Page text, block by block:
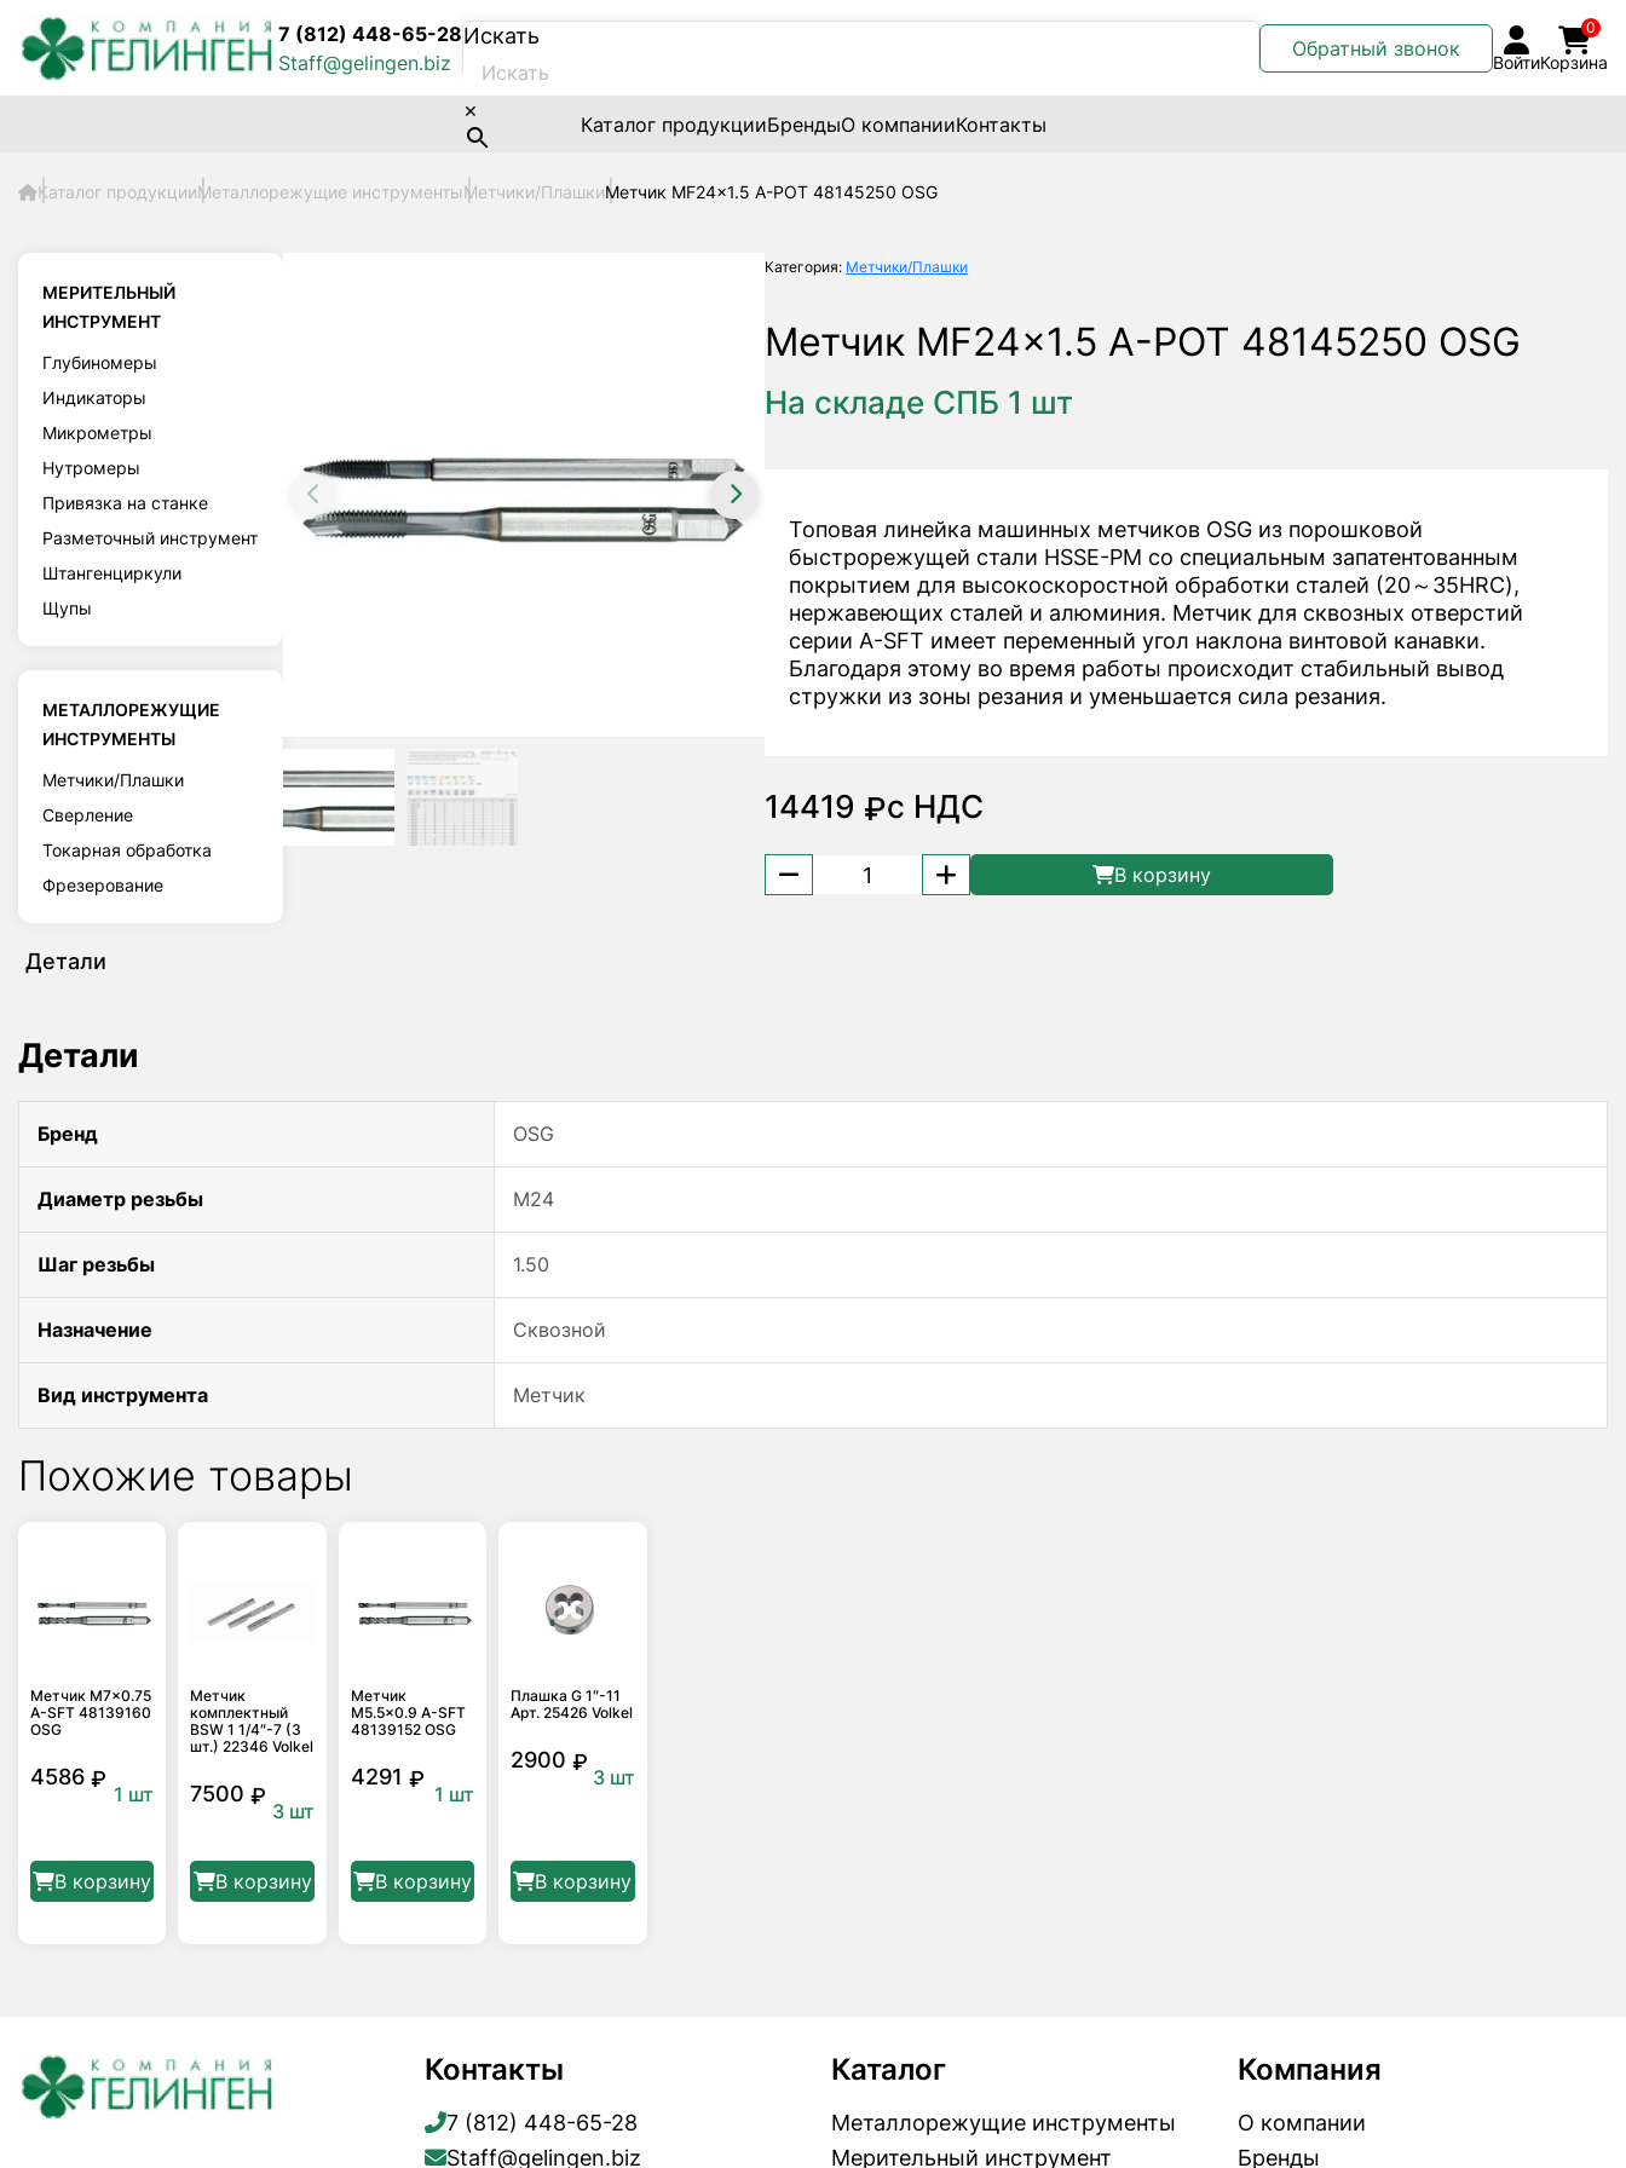
7 (812) 448-65-28
Staff@gelingen.biz
Искать
×
Обратный звонок
ВойтиКорзина
0
Каталог продукцииБрендыО компанииКонтакты
Каталог продукцииМеталлорежущие инструментыМетчики/ПлашкиМетчик MF24x1.5 A-POT 48145250 OSG
МЕРИТЕЛЬНЫЙ
ИНСТРУМЕНТ
Глубиномеры
Индикаторы
Микрометры
Нутромеры
Привязка на станке
Разметочный инструмент
Штангенциркули
Щупы
МЕТАЛЛОРЕЖУЩИЕ
ИНСТРУМЕНТЫ
Метчики/Плашки
Сверление
Токарная обработка
Фрезерование
Категория: Метчики/Плашки
Метчик MF24x1.5 A-POT 48145250 OSG
На складе СПБ 1 шт
Топовая линейка машинных метчиков OSG из порошковой
быстрорежущей стали HSSE-PM со специальным запатентованным
покрытием для высокоскоростной обработки сталей (20～35HRC),
нержавеющих сталей и алюминия. Метчик для сквозных отверстий
серии A-SFT имеет переменный угол наклона винтовой канавки.
Благодаря этому во время работы происходит стабильный вывод
стружки из зоны резания и уменьшается сила резания.
14419 ₽с НДС
Количество
товара
В корзину
Детали
Детали
Бренд OSG
Диаметр резьбы M24
Шаг резьбы 1.50
Назначение Сквозной
Вид инструмента Метчик
Похожие товары
Метчик M7x0.75
A-SFT 48139160
OSG
4586 ₽
1 шт
В корзину
Метчик
комплектный
BSW 1 1/4″-7 (3
шт.) 22346 Volkel
7500₽
3 шт
В корзину
Метчик
M5.5×0.9 A-SFT
48139152 OSG
4291 ₽
1 шт
В корзину
Плашка G 1″-11
Арт. 25426 Volkel
2900₽
3 шт
В корзину
Контакты
7 (812) 448-65-28
Staff@gelingen.biz
Каталог
Металлорежущие инструменты
Мерительный инструмент
Компания
О компании
Бренды